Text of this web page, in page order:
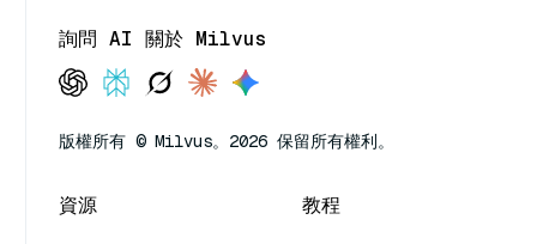
詢問 AI 關於 Milvus
版權所有 © Milvus。2026 保留所有權利。
資源 教程